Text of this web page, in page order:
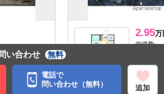
礼
－
分 六中前 徒歩
2.95万
管理費:－
24.37㎡
山形駅
歩8分
い合わせ 無料
電話で
問い合わせ（無料）
追加